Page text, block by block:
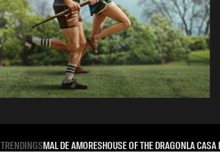
TRENDINGSMAL DE AMORESHOUSE OF THE DRAGONLA CASA